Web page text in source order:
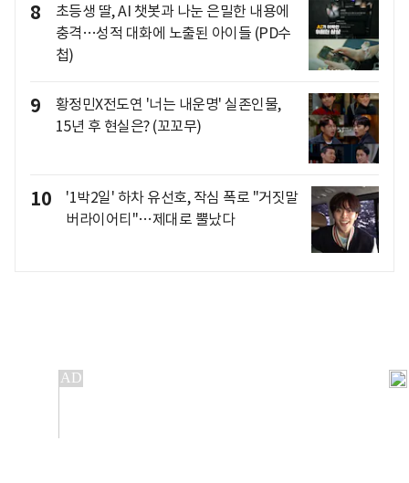
8
초등생 딸, AI 챗봇과 나눈 은밀한 내용에
충격…성적 대화에 노출된 아이들 (PD수
첩)
9
황정민X전도연 '너는 내운명' 실존인물,
15년 후 현실은? (꼬꼬무)
10
'1박2일' 하차 유선호, 작심 폭로 "거짓말
버라이어티"…제대로 뿔났다